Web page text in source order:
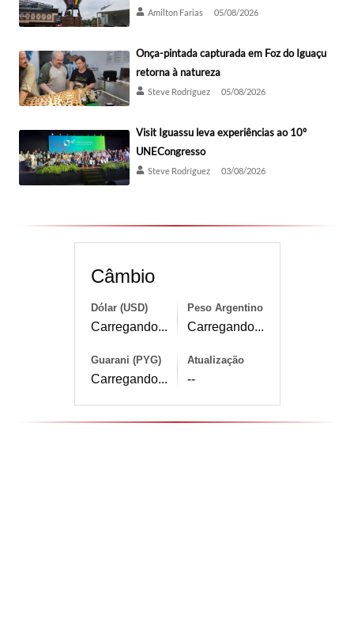
Amilton Farias 05/08/2026
Onça-pintada capturada em Foz do Iguaçu
retorna à natureza
Steve Rodríguez 05/08/2026
Visit Iguassu leva experiências ao 10º
UNECongresso
Steve Rodríguez 03/08/2026
Câmbio
Dólar (USD)
Carregando...
Peso Argentino
Carregando...
Guarani (PYG)
Carregando...
Atualização
--